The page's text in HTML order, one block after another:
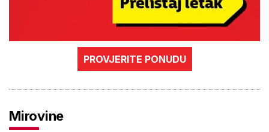
PROVJERITE PONUDU
Mirovine